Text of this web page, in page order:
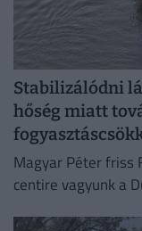
Stabilizálódni
hőség miatt
Magyar Péter friss
centire vagyunk a